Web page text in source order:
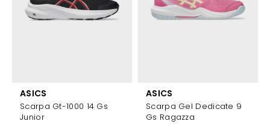
ASICS
Scarpa Gt-1000 14 Gs
Junior
ASICS
Scarpa Gel Dedicate 9
Gs Ragazza